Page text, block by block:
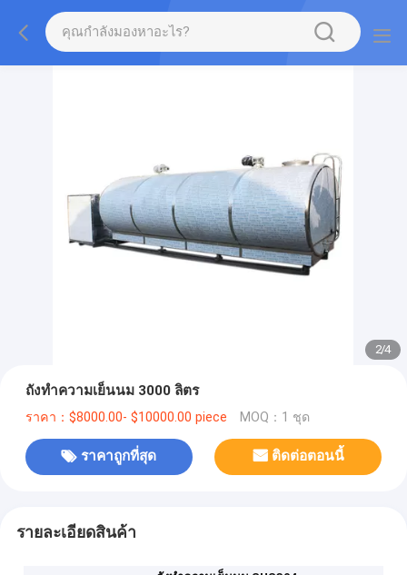
2/4
ถังทำความเย็นนม 3000 ลิตร
ราคา：$8000.00- $10000.00 piece MOQ：1 ชุด
ราคาถูกที่สุด ติดต่อตอนนี้
รายละเอียดสินค้า